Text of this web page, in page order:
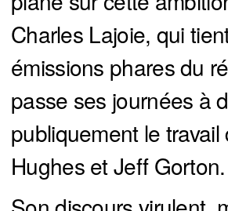
Charles Lajoie, qui
émissions phares du
passe ses journées à
publiquement le travail
Hughes et Jeff Gorton.